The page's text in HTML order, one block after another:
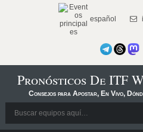
español
Pronósticos De ITF
Consejos para Apostar, En Vivo,